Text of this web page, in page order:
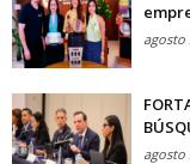
agosto
agosto